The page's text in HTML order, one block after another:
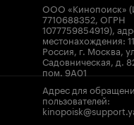
ООО «Кинопоиск»
7710688352, ОГРН
1077759854919),
местонахождения:
Россия, г. Москва,
Садовническая, д.
пом. 9А01
Адрес для
пользователей: